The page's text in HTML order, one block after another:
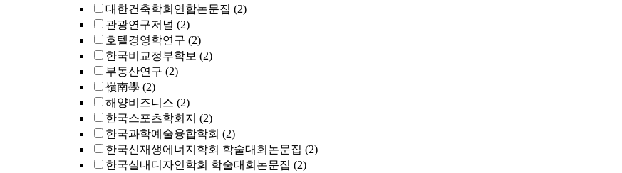
대한건축학회연합논문집 (2)
관광연구저널 (2)
호텔경영학연구 (2)
한국비교정부학보 (2)
부동산연구 (2)
嶺南學 (2)
해양비즈니스 (2)
한국스포츠학회지 (2)
한국과학예술융합학회 (2)
한국신재생에너지학회 학술대회논문집 (2)
한국실내디자인학회 학술대회논문집 (2)